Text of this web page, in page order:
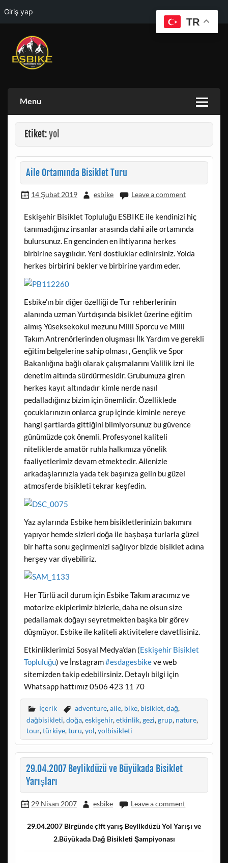
Giriş yap
Skip
content
Menu
Etiket:yol
Aile Ortamında Bisiklet Turu
14 Şubat 2019 esbike Leave a comment
Eskişehir Bisiklet Topluluğu ESBIKE ile kendinizi hiç
tanımadığınız insanlar arasında dahi aile ortamında
bulursunuz. En gencinden en ihtiyarına herkes
birbirine saygılıdır. Yeni dostluklar edinirsiniz. Yolda
herkes birbirini bekler ve birbirine yardım eder.
Esbike’ın bir diğer özelliği de Tur rehberlerinin
alanında uzman Yurtdışında bisiklet üzerine eğitim
almış Yüseksekokul mezunu Milli Sporcu ve Milli
Takım Antrenörlerinden oluşması İlk Yardım ve gerekli
eğitim belgelerine sahip olması , Gençlik ve Spor
Bakanlığına bağlı olarak çalışmalarını Valilik izni ile
denetim altında sürdürmesidir. Grubumuza giren
herkes kayıt altındadır kimle nerde nasıl
pedalladığınız bizim için önemlidir. Özelliklede
çocuklarınızın onlarca grup içinde kiminle nereye
hangi şartlarda gittiğini bilmiyorsunuz bu güvence
günümüzde çok önemli. Profesyonel kaliteli
niteliklerde amatör ruhla halkımıza yönelik
faaliyetlerimiz devam etmektedir. Ailenizle
arkadaşlarınızla yada tek başınıza gelin bu güzel
atmosferde bisikleti tekrar keşfedin.
Yaz aylarında Esbike hem bisikletlerinizin bakımını
yapıyor hemde sizleri doğa ile başbaşa turlarla güzel
bir hafta sonu geçirmenizi sağlıyor bizde bisiklet adına
herşey var diyebiliriz.
Her Türlü acil durum için Esbike Takım aracımız ve
motorize ekiplerimiz bizlerle, daha ne olsun size
pedallamak doğayı seyretmekten başka bir görev
düşmüyor. Esbike ile kaliteli aktivitelere davetlisiniz.
Etkinliklerimizi Sosyal Medya’dan (Eskişehir Bisiklet
Topluluğu) ve İnstagram#esdagesbikeve web
sitemizden takip edebilirsiniz. Detaylı bilgi için
Whatsapp hattımız 0506 423 11 70
İçerik adventure,aile, bike, bisiklet,dağ,
dağbisikleti,doğa,eskişehir,etkinlik,gezi,grup, nature,
tour,türkiye,turu,yol,yolbisikleti
29.04.2007 Beylikdüzü ve Büyükada Bisiklet
Yarışları
29 Nisan 2007 esbike Leave a comment
29.04.2007 Birgünde çift yarış Beylikdüzü Yol Yarışı ve
2.Büyükada Dağ Bisikleti Şampiyonası
TR